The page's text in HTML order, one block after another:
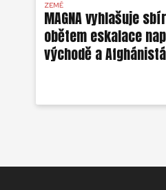
ZEMĚ
MAGNA vyhlašuje
obětem eskalace
východě a